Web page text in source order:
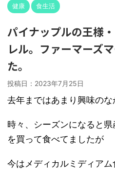
健康 食生活
パイナップルの王様
レル。ファーマーズ
た。
投稿日： 2023年7月25日
去年まではあまり興味のな
時々、シーズンになると
を買って食べてましたが
今はメディカルミディア